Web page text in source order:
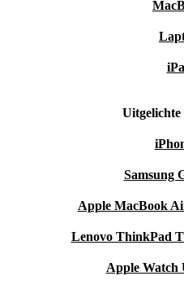
Samsung
Apple MacBook
Lenovo ThinkPad
Apple Watch